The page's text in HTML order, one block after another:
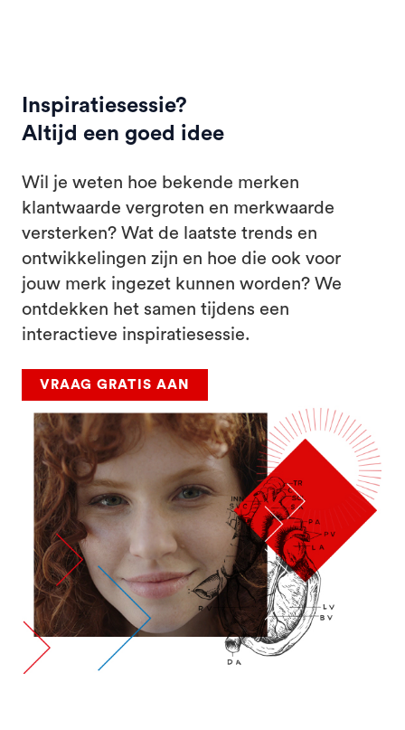
Inspiratiesessie?
Altijd een goed idee
Wil je weten hoe bekende merken
klantwaarde vergroten en merkwaarde
versterken? Wat de laatste trends en
ontwikkelingen zijn en hoe die ook voor
jouw merk ingezet kunnen worden? We
ontdekken het samen tijdens een
interactieve inspiratiesessie.
VRAAG GRATIS AAN